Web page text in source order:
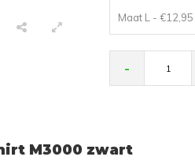
Maat L - €12,95
-
M3000 zwart